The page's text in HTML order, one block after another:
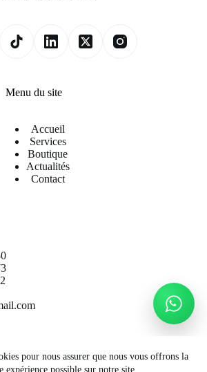
pour nous assurer que nous vous offrons la
expérience possible sur notre site.
Menu du site
Accueil
Services
Boutique
Actualités
Contact